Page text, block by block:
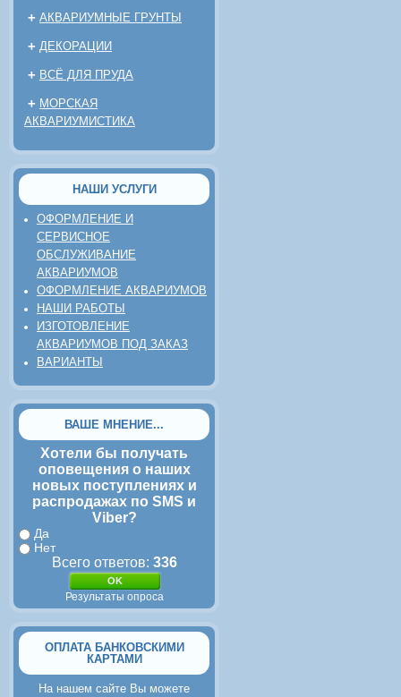
+ АКВАРИУМНЫЕ ГРУНТЫ
+ ДЕКОРАЦИИ
+ ВСЁ ДЛЯ ПРУДА
+ МОРСКАЯ
АКВАРИУМИСТИКА
НАШИ УСЛУГИ
ОФОРМЛЕНИЕ И
СЕРВИСНОЕ
ОБСЛУЖИВАНИЕ
АКВАРИУМОВ
ОФОРМЛЕНИЕ АКВАРИУМОВ
НАШИ РАБОТЫ
ИЗГОТОВЛЕНИЕ
АКВАРИУМОВ ПОД ЗАКАЗ
ВАРИАНТЫ
ВАШЕ МНЕНИЕ...
Хотели бы получать
оповещения о наших
новых поступлениях и
распродажах по SMS и
Viber?
Да
Нет
Всего ответов: 336
Результаты опроса
ОПЛАТА БАНКОВСКИМИ
КАРТАМИ
На нашем сайте Вы можете